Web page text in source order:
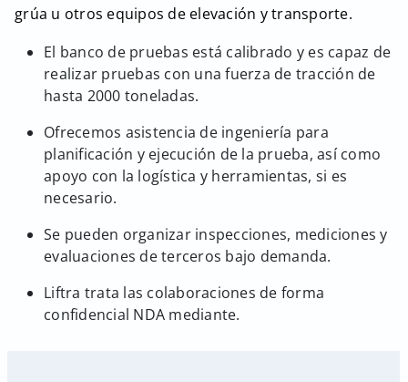
grúa u otros equipos de elevación y transporte.
El banco de pruebas está calibrado y es capaz de
realizar pruebas con una fuerza de tracción de
hasta 2000 toneladas.
Ofrecemos asistencia de ingeniería para
planificación y ejecución de la prueba, así como
apoyo con la logística y herramientas, si es
necesario.
Se pueden organizar inspecciones, mediciones y
evaluaciones de terceros bajo demanda.
Liftra trata las colaboraciones de forma
confidencial NDA mediante.